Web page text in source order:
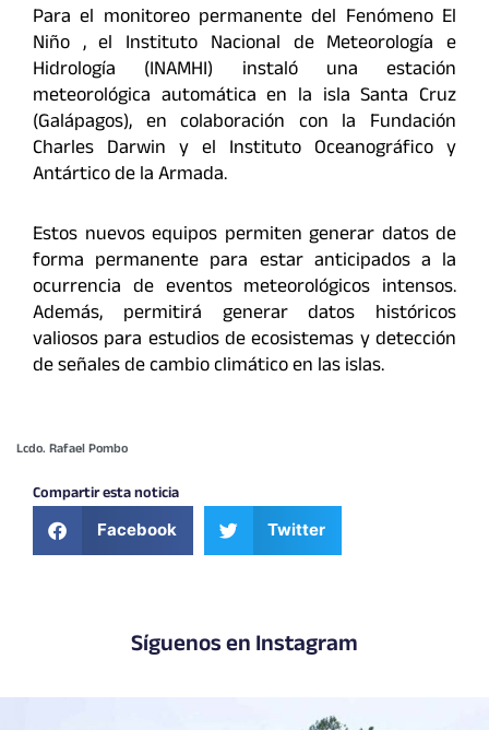
Para el monitoreo permanente del Fenómeno El
Niño , el Instituto Nacional de Meteorología e
Hidrología (INAMHI) instaló una estación
meteorológica automática en la isla Santa Cruz
(Galápagos), en colaboración con la Fundación
Charles Darwin y el Instituto Oceanográfico y
Antártico de la Armada.
Estos nuevos equipos permiten generar datos de
forma permanente para estar anticipados a la
ocurrencia de eventos meteorológicos intensos.
Además, permitirá generar datos históricos
valiosos para estudios de ecosistemas y detección
de señales de cambio climático en las islas.
Lcdo. Rafael Pombo
Compartir esta noticia
Facebook Twitter
Síguenos en Instagram